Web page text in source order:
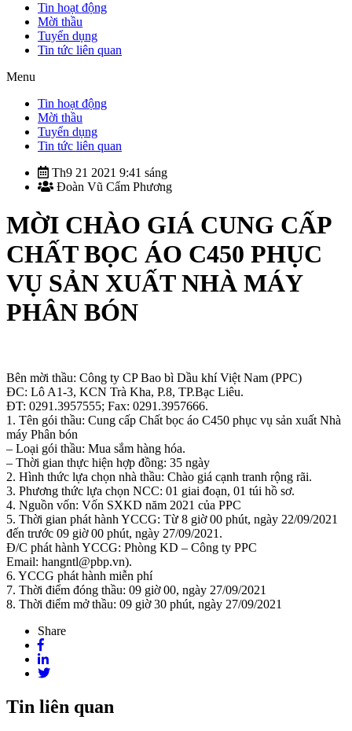
Tin hoạt động
Mời thầu
Tuyển dụng
Tin tức liên quan
Menu
Tin hoạt động
Mời thầu
Tuyển dụng
Tin tức liên quan
Th9 21 2021 9:41 sáng
Đoàn Vũ Cẩm Phương
MỜI CHÀO GIÁ CUNG CẤP
CHẤT BỌC ÁO C450 PHỤC
VỤ SẢN XUẤT NHÀ MÁY
PHÂN BÓN
Bên mời thầu: Công ty CP Bao bì Dầu khí Việt Nam (PPC)
ĐC: Lô A1-3, KCN Trà Kha, P.8, TP.Bạc Liêu.
ĐT: 0291.3957555; Fax: 0291.3957666.
1. Tên gói thầu: Cung cấp Chất bọc áo C450 phục vụ sản xuất Nhà
máy Phân bón
– Loại gói thầu: Mua sắm hàng hóa.
– Thời gian thực hiện hợp đồng: 35 ngày
2. Hình thức lựa chọn nhà thầu: Chào giá cạnh tranh rộng rãi.
3. Phương thức lựa chọn NCC: 01 giai đoạn, 01 túi hồ sơ.
4. Nguồn vốn: Vốn SXKD năm 2021 của PPC
5. Thời gian phát hành YCCG: Từ 8 giờ 00 phút, ngày 22/09/2021
đến trước 09 giờ 00 phút, ngày 27/09/2021.
Đ/C phát hành YCCG: Phòng KD – Công ty PPC
Email: hangntl@pbp.vn).
6. YCCG phát hành miễn phí
7. Thời điểm đóng thầu: 09 giờ 00, ngày 27/09/2021
8. Thời điểm mở thầu: 09 giờ 30 phút, ngày 27/09/2021
Share
Tin liên quan